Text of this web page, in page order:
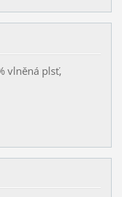
vlněná plsť,